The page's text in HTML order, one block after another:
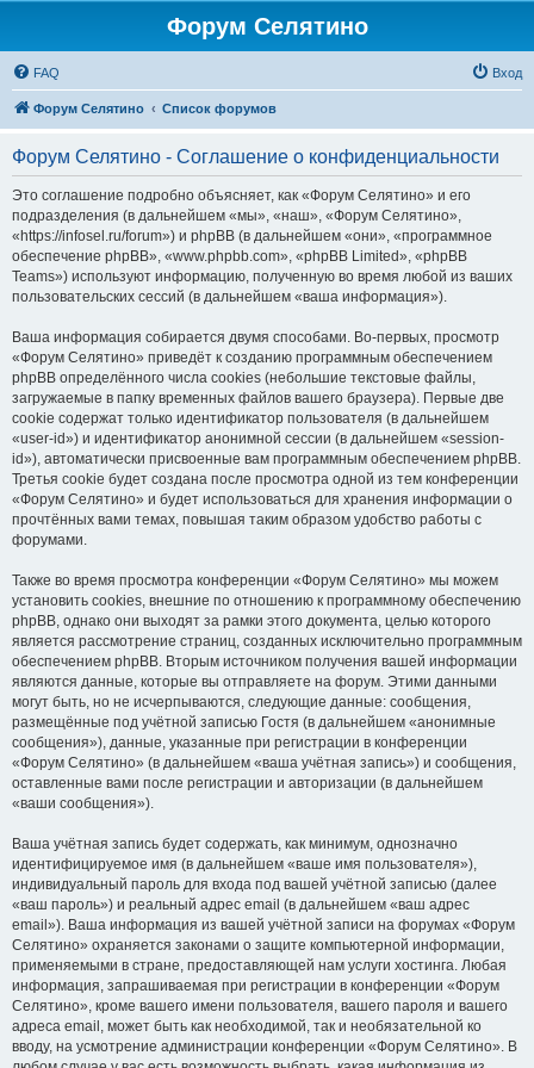
Форум Селятино
FAQ Вход
Форум Селятино Список форумов
Форум Селятино - Соглашение о конфиденциальности
Это соглашение подробно объясняет, как «Форум Селятино» и его
подразделения (в дальнейшем «мы», «наш», «Форум Селятино»,
«https://infosel.ru/forum») и phpBB (в дальнейшем «они», «программное
обеспечение phpBB», «www.phpbb.com», «phpBB Limited», «phpBB
Teams») используют информацию, полученную во время любой из ваших
пользовательских сессий (в дальнейшем «ваша информация»).
Ваша информация собирается двумя способами. Во-первых, просмотр
«Форум Селятино» приведёт к созданию программным обеспечением
phpBB определённого числа cookies (небольшие текстовые файлы,
загружаемые в папку временных файлов вашего браузера). Первые две
cookie содержат только идентификатор пользователя (в дальнейшем
«user-id») и идентификатор анонимной сессии (в дальнейшем «session-
id»), автоматически присвоенные вам программным обеспечением phpBB.
Третья cookie будет создана после просмотра одной из тем конференции
«Форум Селятино» и будет использоваться для хранения информации о
прочтённых вами темах, повышая таким образом удобство работы с
форумами.
Также во время просмотра конференции «Форум Селятино» мы можем
установить cookies, внешние по отношению к программному обеспечению
phpBB, однако они выходят за рамки этого документа, целью которого
является рассмотрение страниц, созданных исключительно программным
обеспечением phpBB. Вторым источником получения вашей информации
являются данные, которые вы отправляете на форум. Этими данными
могут быть, но не исчерпываются, следующие данные: сообщения,
размещённые под учётной записью Гостя (в дальнейшем «анонимные
сообщения»), данные, указанные при регистрации в конференции
«Форум Селятино» (в дальнейшем «ваша учётная запись») и сообщения,
оставленные вами после регистрации и авторизации (в дальнейшем
«ваши сообщения»).
Ваша учётная запись будет содержать, как минимум, однозначно
идентифицируемое имя (в дальнейшем «ваше имя пользователя»),
индивидуальный пароль для входа под вашей учётной записью (далее
«ваш пароль») и реальный адрес email (в дальнейшем «ваш адрес
email»). Ваша информация из вашей учётной записи на форумах «Форум
Селятино» охраняется законами о защите компьютерной информации,
применяемыми в стране, предоставляющей нам услуги хостинга. Любая
информация, запрашиваемая при регистрации в конференции «Форум
Селятино», кроме вашего имени пользователя, вашего пароля и вашего
адреса email, может быть как необходимой, так и необязательной ко
вводу, на усмотрение администрации конференции «Форум Селятино». В